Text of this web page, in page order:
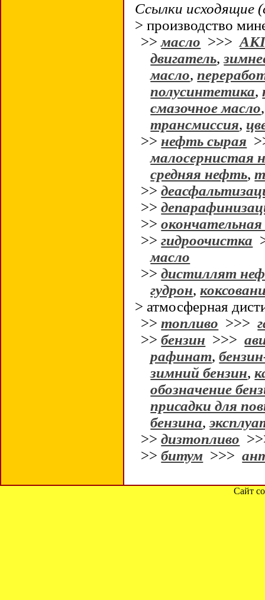
Ссылки исходящие
> производство
>>масло >>>
двигатель,
масло,
полусинтетика,
смазочное масло
трансмиссия,
>> нефть сырая
малосернистая
средняя нефть,
>>
>>
>>
>>гидроочистка
масло
>>дистиллят
гудрон,
> атмосферная
>>топливо >>>
>>бензин >>>
рафинат,
зимний бензин,
обозначение
присадки для
бензина,
>>дизтопливо
>>битум >>>
Сайт